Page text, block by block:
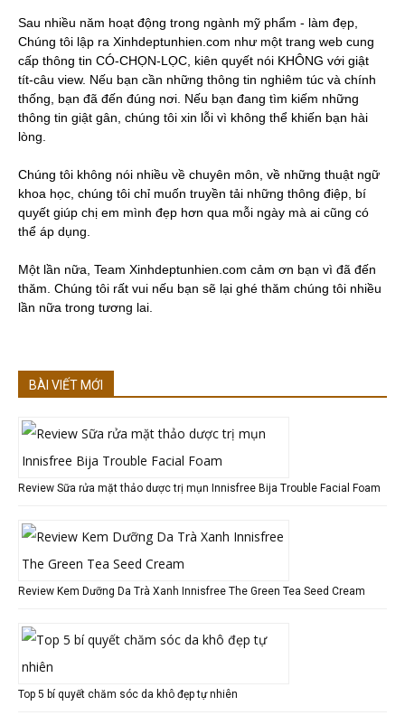
Sau nhiều năm hoạt động trong ngành mỹ phẩm - làm đẹp,
Chúng tôi lập ra Xinhdeptunhien.com như một trang web cung
cấp thông tin CÓ-CHỌN-LỌC, kiên quyết nói KHÔNG với giật
tít-câu view. Nếu bạn cần những thông tin nghiêm túc và chính
thống, bạn đã đến đúng nơi. Nếu bạn đang tìm kiếm những
thông tin giật gân, chúng tôi xin lỗi vì không thể khiến bạn hài
lòng.
Chúng tôi không nói nhiều về chuyên môn, về những thuật ngữ
khoa học, chúng tôi chỉ muốn truyền tải những thông điệp, bí
quyết giúp chị em mình đẹp hơn qua mỗi ngày mà ai cũng có
thể áp dụng.
Một lần nữa, Team Xinhdeptunhien.com cảm ơn bạn vì đã đến
thăm. Chúng tôi rất vui nếu bạn sẽ lại ghé thăm chúng tôi nhiều
lần nữa trong tương lai.
BÀI VIẾT MỚI
Review Sữa rửa mặt thảo dược trị mụn Innisfree Bija Trouble Facial Foam
Review Kem Dưỡng Da Trà Xanh Innisfree The Green Tea Seed Cream
Top 5 bí quyết chăm sóc da khô đẹp tự nhiên